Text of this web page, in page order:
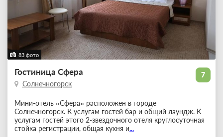
83 фото
7
Гостиница Сфера
Солнечногорск
Мини-отель «Сфера» расположен в городе
Солнечногорск. К услугам гостей бар и общий лаундж. К
услугам гостей этого 2-звездочного отеля круглосуточная
стойка регистрации, общая кухня и...